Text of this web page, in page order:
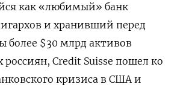
как «любимый» банк
и хранивший перед
более $30 млрд активов
россиян, Сredit Suisse пошел ко
кризиса в США и